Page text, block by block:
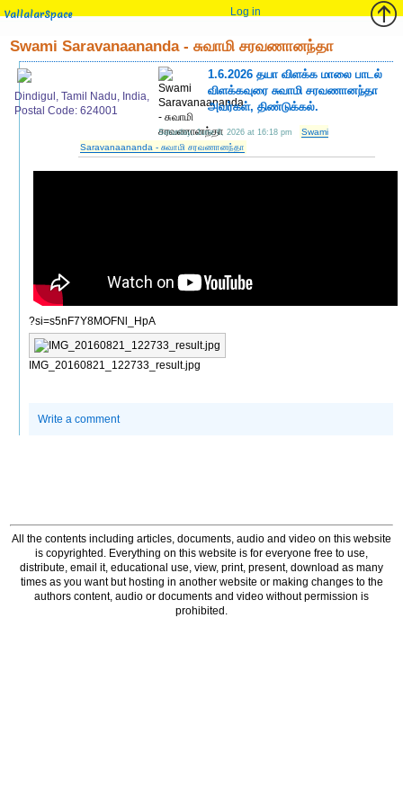
VallalarSpace Log in
Swami Saravanaananda - சுவாமி சரவணானந்தா
Dindigul, Tamil Nadu, India,
Postal Code: 624001
1.6.2026 தயா விளக்க மாலை பாடல்
விளக்கவுரை சுவாமி சரவணானந்தா
அவர்கள், திண்டுக்கல்.
Saturday, June 6, 2026 at 16:18 pm
Swami
Saravanaananda - சுவாமி சரவணானந்தா
?si=s5nF7Y8MOFNl_HpA
IMG_20160821_122733_result.jpg
Write a comment
All the contents including articles, documents, audio and video on this website
is copyrighted. Everything on this website is for everyone free to use,
distribute, email it, educational use, view, print, present, download as many
times as you want but hosting in another website or making changes to the
authors content, audio or documents and video without permission is
prohibited.